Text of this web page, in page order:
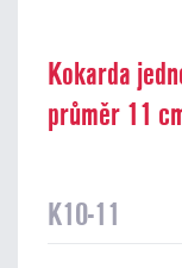
Kokarda
průměr 11
K10-11